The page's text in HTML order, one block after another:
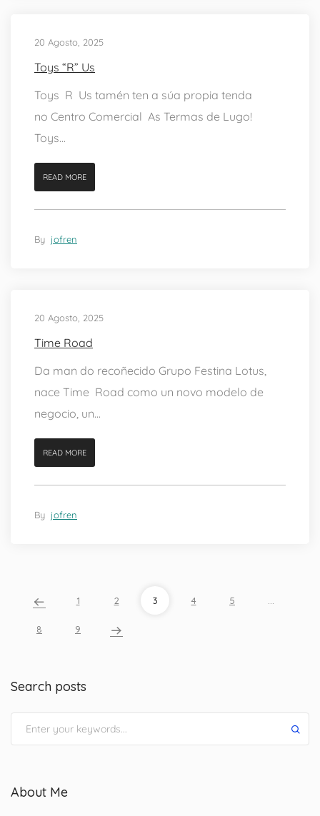
20 Agosto, 2025
Toys “R” Us
Toys R Us tamén ten a súa propia tenda
no Centro Comercial As Termas de Lugo!
Toys...
READ MORE
By jofren
20 Agosto, 2025
Time Road
Da man do recoñecido Grupo Festina Lotus,
nace Time Road como un novo modelo de
negocio, un...
READ MORE
By jofren
1 2 3 4 5
8 9
Search posts
About Me